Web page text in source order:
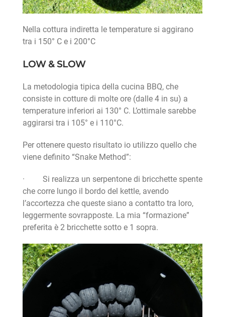
Nella cottura indiretta le temperature si aggirano
tra i 150° C e i 200°C
LOW & SLOW
La metodologia tipica della cucina BBQ, che
consiste in cotture di molte ore (dalle 4 in su) a
temperature inferiori ai 130° C. L’ottimale sarebbe
aggirarsi tra i 105° e i 110°C.
Per ottenere questo risultato io utilizzo quello che
viene definito “Snake Method”:
· Si realizza un serpentone di bricchette spente
che corre lungo il bordo del kettle, avendo
l’accortezza che queste siano a contatto tra loro,
leggermente sovrapposte. La mia “formazione”
preferita è 2 bricchette sotto e 1 sopra.